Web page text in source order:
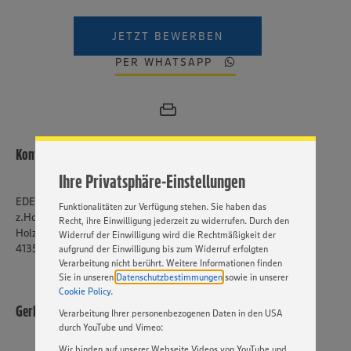
Ihre Privatsphäre-Einstellungen
Wir setzen Cookies und andere Technologien ein, um Ihnen
ein bestmögliches Nutzungserlebnis unserer Website zu
Website zu personalisieren und Ihnen möglichst relevante
Cookies und anderer Technologien ist freiwillig und kann
„EINSTELLUNGEN ÄNDERN”. Bitte beachten Sie, dass auf
Basis Ihrer Einstellungen ggf. nicht mehr alle
Funktionalitäten zur Verfügung stehen. Sie haben das
Recht, ihre Einwilligung jederzeit zu widerrufen. Durch den
Widerruf der Einwilligung wird die Rechtmäßigkeit der
aufgrund der Einwilligung bis zum Widerruf erfolgten
Verarbeitung nicht berührt. Weitere Informationen finden
Sie in unseren Datenschutzbestimmungen sowie in unserer
Cookie Policy.
Verarbeitung Ihrer personenbezogenen Daten in den USA
durch YouTube und Vimeo:
JETZT BEWERBEN
PER WHATSAPP
Kontakt
EDEKA Handick
z.Hd. Dana Derichs
Holzkamp 6
41352 Korschenbroich
Gerhard Handick